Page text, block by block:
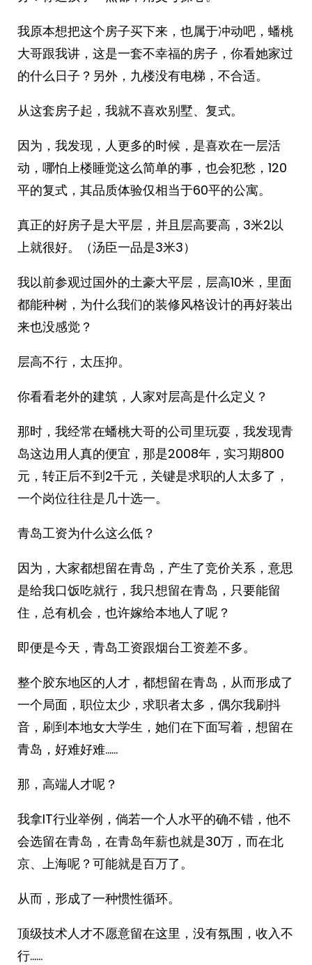
我原本想把这个房子买下来，也属于冲动吧，蟠桃
大哥跟我讲，这是一套不幸福的房子，你看她家过
的什么日子？另外，九楼没有电梯，不合适。
从这套房子起，我就不喜欢别墅、复式。
因为，我发现，人更多的时候，是喜欢在一层活
动，哪怕上楼睡觉这么简单的事，也会犯愁，120
平的复式，其品质体验仅相当于60平的公寓。
真正的好房子是大平层，并且层高要高，3米2以
上就很好。（汤臣一品是3米3）
我以前参观过国外的土豪大平层，层高10米，里面
都能种树，为什么我们的装修风格设计的再好装出
来也没感觉？
层高不行，太压抑。
你看看老外的建筑，人家对层高是什么定义？
那时，我经常在蟠桃大哥的公司里玩耍，我发现青
岛这边用人真的便宜，那是2008年，实习期800
元，转正后不到2千元，关键是求职的人太多了，
一个岗位往往是几十选一。
青岛工资为什么这么低？
因为，大家都想留在青岛，产生了竞价关系，意思
是给我口饭吃就行，我只想留在青岛，只要能留
住，总有机会，也许嫁给本地人了呢？
即便是今天，青岛工资跟烟台工资差不多。
整个胶东地区的人才，都想留在青岛，从而形成了
一个局面，职位太少，求职者太多，偶尔我刷抖
音，刷到本地女大学生，她们在下面写着，想留在
青岛，好难好难……
那，高端人才呢？
我拿IT行业举例，倘若一个人水平的确不错，他不
会选留在青岛，在青岛年薪也就是30万，而在北
京、上海呢？可能就是百万了。
从而，形成了一种惯性循环。
顶级技术人才不愿意留在这里，没有氛围，收入不
行……